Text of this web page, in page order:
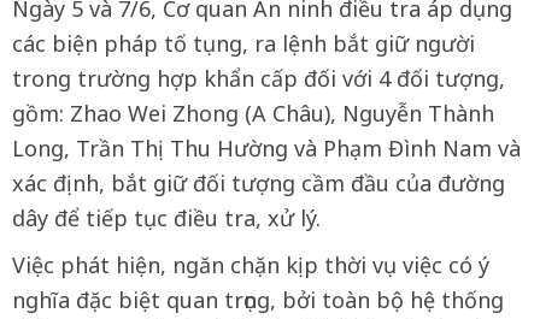
Ngày 5 và 7/6, Cơ quan An ninh điều tra áp dụng
các biện pháp tố tụng, ra lệnh bắt giữ người
trong trường hợp khẩn cấp đối với 4 đối tượng,
gồm: Zhao Wei Zhong (A Châu), Nguyễn Thành
Long, Trần Thị Thu Hường và Phạm Đình Nam và
xác định, bắt giữ đối tượng cầm đầu của đường
dây để tiếp tục điều tra, xử lý.
Việc phát hiện, ngăn chặn kịp thời vụ việc có ý
nghĩa đặc biệt quan trọng, bởi toàn bộ hệ thống